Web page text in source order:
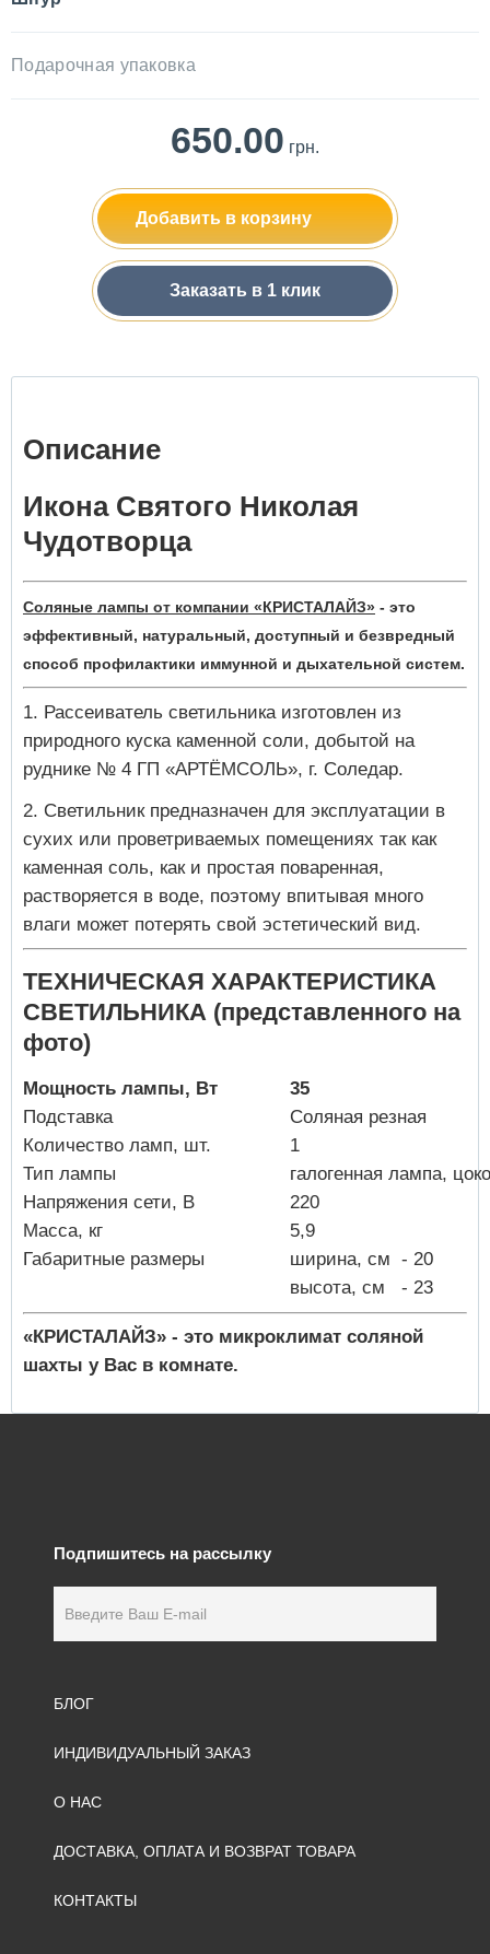
Подарочная упаковка
650.00 грн.
Добавить в корзину
Заказать в 1 клик
Описание
Икона Святого Николая
Чудотворца
Соляные лампы от компании «КРИСТАЛАЙЗ» - это
эффективный, натуральный, доступный и безвредный
способ профилактики иммунной и дыхательной систем.
Рассеиватель светильника изготовлен из
природного куска каменной соли, добытой на
руднике № 4 ГП «АРТЁМСОЛЬ», г. Соледар.
Светильник предназначен для эксплуатации в
сухих или проветриваемых помещениях так как
каменная соль, как и простая поваренная,
растворяется в воде, поэтому впитывая много
влаги может потерять свой эстетический вид.
ТЕХНИЧЕСКАЯ ХАРАКТЕРИСТИКА
СВЕТИЛЬНИКА (представленного на
фото)
Мощность лампы, Вт
35
Подставка
Соляная резная
Количество ламп, шт.
1
Тип лампы
галогенная лампа,
Напряжения сети, В
220
Масса, кг
5,9
Габаритные размеры
ширина, см - 20
высота, см - 23
«КРИСТАЛАЙЗ» - это микроклимат соляной
шахты у Вас в комнате.
БЛОГ
ИНДИВИДУАЛЬНЫЙ ЗАКАЗ
О НАС
ДОСТАВКА, ОПЛАТА И ВОЗВРАТ ТОВАРА
КОНТАКТЫ
Подпишитесь на рассылку